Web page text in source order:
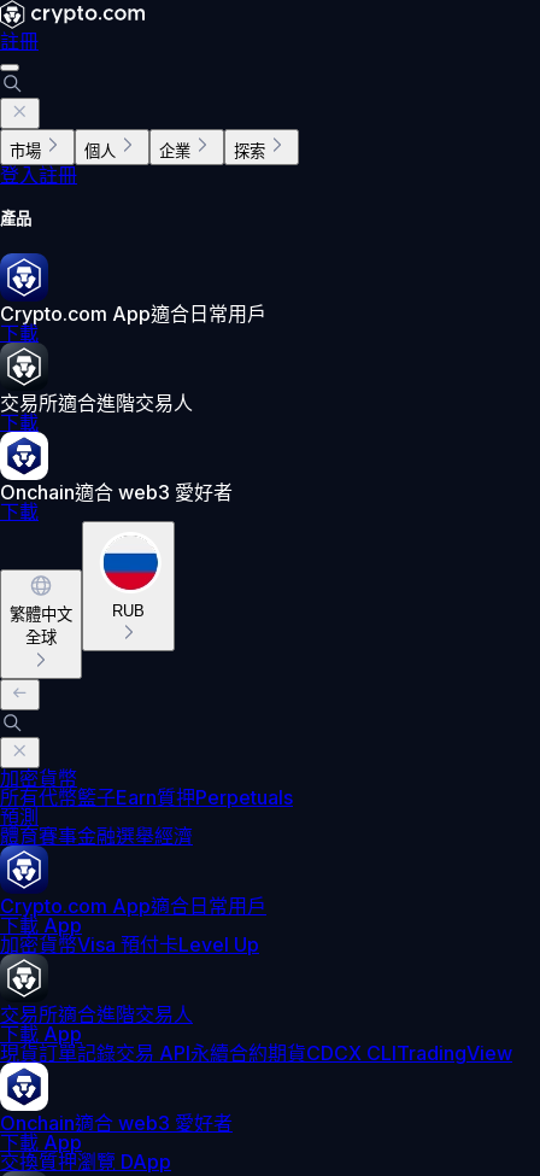
註冊
市場 個人 企業 探索
登入註冊
產品
Crypto.com App適合日常用戶
下載
交易所適合進階交易人
下載
Onchain適合 web3 愛好者
下載
繁體中文
全球
RUB
加密貨幣
所有代幣籃子Earn質押Perpetuals
預測
體育賽事金融選舉經濟
Crypto.com App適合日常用戶
下載 App
加密貨幣Visa 預付卡Level Up
交易所適合進階交易人
下載 App
現貨訂單記錄交易 API永續合約期貨CDCX CLITradingView
Onchain適合 web3 愛好者
下載 App
交換質押瀏覽 DApp